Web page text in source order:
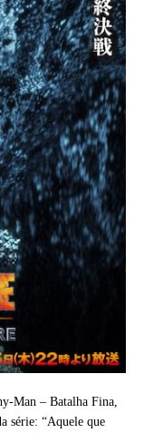
Man – Batalha Fina,
série: “Aquele que